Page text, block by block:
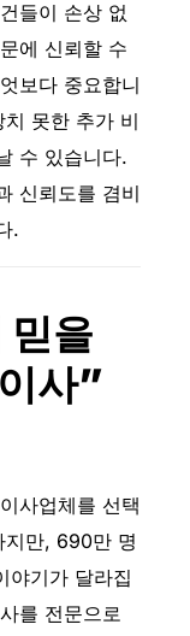
들이 손상 없
에 신뢰할 수
보다 중요합니
못한 추가 비
수 있습니다.
신뢰도를 겸비
.
믿을
사”
사업체를 선택
지만, 690만 명
야기가 달라집
를 전문으로